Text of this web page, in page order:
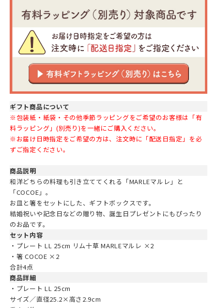
ギフト商品について
※包装紙・紙袋・その他季節ラッピングをご希望のお客様は「有
料ラッピング」(別売り)を一緒にご購入ください。
※お届け日時指定をご希望の方は、注文時に「配送日指定」を必
ずご指定ください。
商品説明
和洋どちらの料理も引き立ててくれる「MARLEマルレ」と
「COCOE」。
お皿と箸をセットにした、ギフトボックスです。
結婚祝いや記念日などの贈り物、誕生日プレゼントにもぴったり
のお品です。
セット内容
・プレート LL 25cm リム十草 MARLEマルレ ×2
・箸 COCOE ×2
合計4点
商品詳細
・プレート LL 25cm
サイズ／直径25.2×高さ2.9cm